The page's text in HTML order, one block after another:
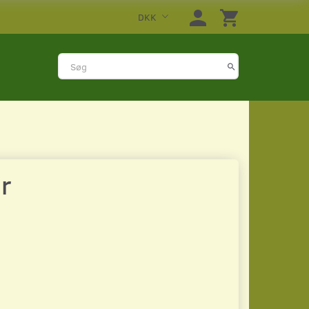
DKK